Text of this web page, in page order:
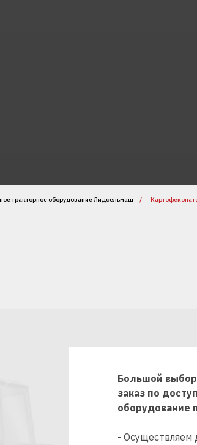
тракторное оборудование Лидсельмаш /
Большой
заказ по
оборудование
- Осуществляем